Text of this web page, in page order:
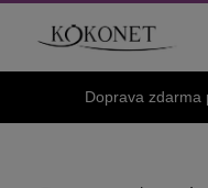
Doprava zdarma